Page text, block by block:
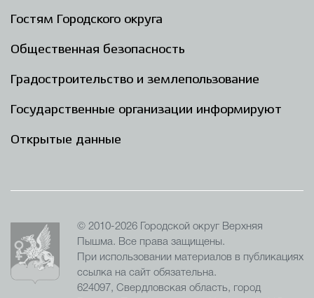
Гостям Городского округа
Общественная безопасность
Градостроительство и землепользование
Государственные организации информируют
Открытые данные
© 2010-2026 Городской округ Верхняя
Пышма. Все права защищены.
При использовании материалов в публикациях
ссылка на сайт обязательна.
624097, Свердловская область, город